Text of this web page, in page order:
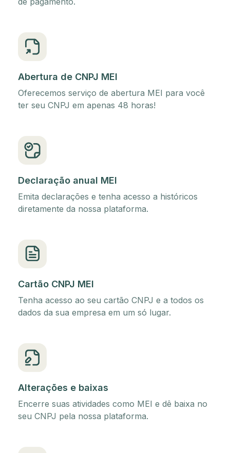
Abertura de CNPJ MEI
Oferecemos serviço de abertura MEI para você
ter seu CNPJ em apenas 48 horas!
Declaração anual MEI
Emita declarações e tenha acesso a históricos
diretamente da nossa plataforma.
Cartão CNPJ MEI
Tenha acesso ao seu cartão CNPJ e a todos os
dados da sua empresa em um só lugar.
Alterações e baixas
Encerre suas atividades como MEI e dê baixa no
seu CNPJ pela nossa plataforma.